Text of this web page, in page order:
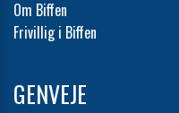
Om Biffen
Frivillig i Biffen
GENVEJE